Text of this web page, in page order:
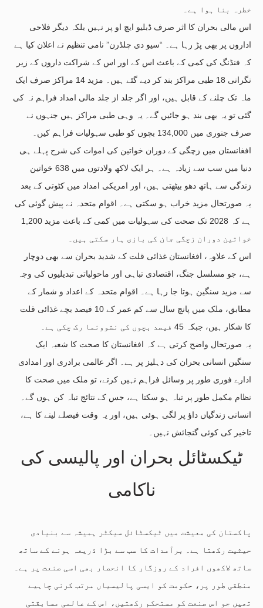
خطرہ بنا ہوا ہے۔
اس مالی بحران کا اثر صرف ڈبلیو ایچ او پر نہیں بلکہ دیگر فلاحی
اداروں پر بھی پڑ رہا ہے۔ “سیو دی چلڈرن” نامی تنظیم نے اعلان کیا ہے
کہ فنڈنگ کی کمی کے باعث اس کے اور اس کے شراکت داروں کے زیر
نگرانی 18 طبی مراکز بند کر دیے گئے ہیں۔ مزید 14 مراکز صرف ایک
ماہ تک چلنے کے قابل ہیں، اور اگر جلد از جلد مالی امداد فراہم نہ کی
گئی تو یہ بھی بند ہو جائیں گے۔ یہ وہی طبی مراکز ہیں جنہوں نے
صرف جنوری میں 134,000 بچوں کو طبی سہولیات فراہم کیں۔
افغانستان میں زچگی کے دوران خواتین کی اموات کی شرح پہلے ہی
دنیا میں سب سے زیادہ ہے۔ ہر ایک لاکھ ولادتوں میں 638 خواتین
زندگی سے ہاتھ دھو بیٹھتی ہیں، اور امریکی امداد میں کٹوتی کے بعد
یہ صورتحال مزید خراب ہو سکتی ہے۔ اقوام متحدہ نے پیش گوئی کی
ہے کہ 2028 تک صحت کی سہولیات میں کمی کے باعث مزید 1,200
خواتین دوران زچگی جان کی بازی ہار سکتی ہیں۔
اس کے علاوہ، افغانستان غذائی قلت کے شدید بحران سے بھی دوچار
ہے، جو مسلسل جنگ، اقتصادی تباہی اور ماحولیاتی تبدیلیوں کی وجہ
سے مزید سنگین ہوتا جا رہا ہے۔ اقوام متحدہ کے اعداد و شمار کے
مطابق، ملک میں پانچ سال سے کم عمر کے 10 فیصد بچے غذائی قلت
کا شکار ہیں، جبکہ 45 فیصد بچوں کی نشوونما رک چکی ہے۔
یہ صورتحال واضح کرتی ہے کہ افغانستان کا صحت کا شعبہ ایک
سنگین انسانی بحران کی دہلیز پر ہے۔ اگر عالمی برادری اور امدادی
ادارے فوری طور پر وسائل فراہم نہیں کرتے، تو ملک میں صحت کا
نظام مکمل طور پر تباہ ہو سکتا ہے، جس کے نتائج تباہ کن ہوں گے۔
انسانی زندگیاں داؤ پر لگی ہوئی ہیں، اور یہ وقت فیصلے لینے کا ہے،
تاخیر کی کوئی گنجائش نہیں۔
ٹیکسٹائل بحران اور پالیسی کی
ناکامی
پاکستان کی معیشت میں ٹیکسٹائل سیکٹر ہمیشہ سے بنیادی
حیثیت رکھتا ہے۔ برآمدات کا سب سے بڑا ذریعہ ہونے کے ساتھ
ساتھ لاکھوں افراد کے روزگار کا انحصار بھی اسی صنعت پر ہے۔
منطقی طور پر، حکومت کو ایسی پالیسیاں مرتب کرنی چاہیے
تھیں جو اس صنعت کو مستحکم رکھتیں، اس کے عالمی مسابقتی